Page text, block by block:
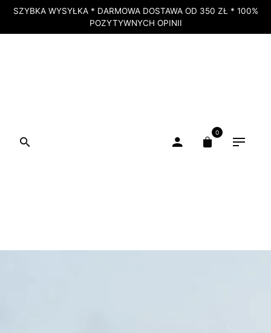
SZYBKA WYSYŁKA * DARMOWA DOSTAWA OD 350 ZŁ * 100%
POZYTYWNYCH OPINII
0